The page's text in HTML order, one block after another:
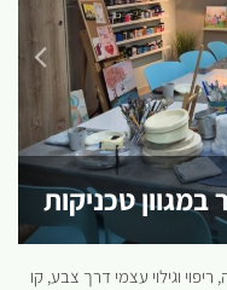
טכניקות
וגילוי עצמי דרך צבע, קו